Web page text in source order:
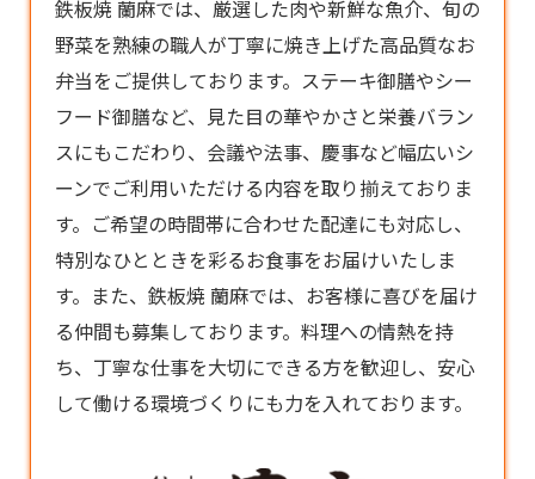
鉄板焼 蘭麻では、厳選した肉や新鮮な魚介、旬の
野菜を熟練の職人が丁寧に焼き上げた高品質なお
弁当をご提供しております。ステーキ御膳やシー
フード御膳など、見た目の華やかさと栄養バラン
スにもこだわり、会議や法事、慶事など幅広いシ
ーンでご利用いただける内容を取り揃えておりま
す。ご希望の時間帯に合わせた配達にも対応し、
特別なひとときを彩るお食事をお届けいたしま
す。また、鉄板焼 蘭麻では、お客様に喜びを届け
る仲間も募集しております。料理への情熱を持
ち、丁寧な仕事を大切にできる方を歓迎し、安心
して働ける環境づくりにも力を入れております。